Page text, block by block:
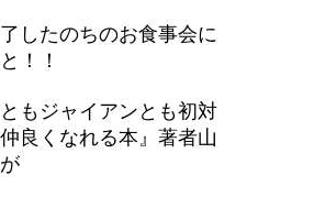
したのちのお食事会に
！！
ともジャイアンとも初対
良くなれる本』 著者山